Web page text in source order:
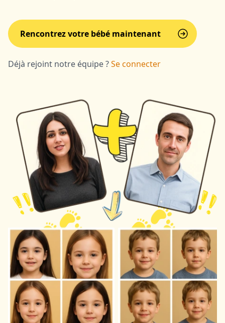
Rencontrez votre bébé maintenant
Déjà rejoint notre équipe ?Se connecter